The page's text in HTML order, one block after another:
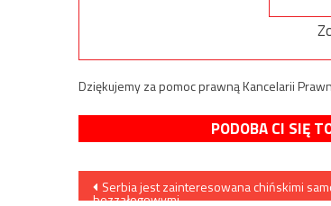
Dziękujemy za pomoc prawną Kancelarii
PODOBA CI SIĘ
Nawigacja
Serbia jest zainteresowana chińskimi
bezzałogowymi